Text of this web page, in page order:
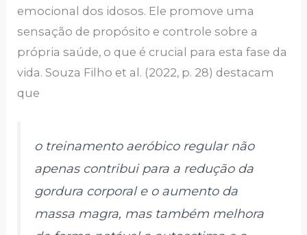
emocional dos idosos. Ele promove uma
sensação de propósito e controle sobre a
própria saúde, o que é crucial para esta fase da
vida. Souza Filho et al. (2022, p. 28) destacam
que
o treinamento aeróbico regular não
apenas contribui para a redução da
gordura corporal e o aumento da
massa magra, mas também melhora